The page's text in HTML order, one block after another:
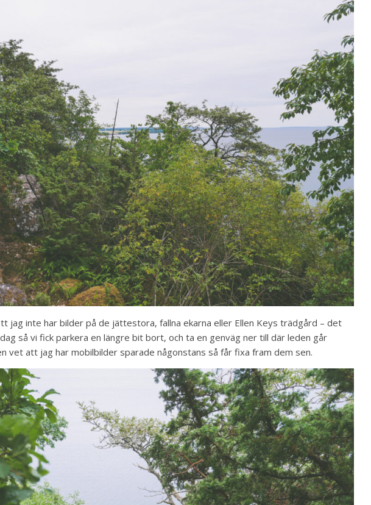
jag inte har bilder på de jättestora, fallna ekarna eller Ellen Keys trädgård – det
så vi fick parkera en längre bit bort, och ta en genväg ner till där leden går
vet att jag har mobilbilder sparade någonstans så får fixa fram dem sen.